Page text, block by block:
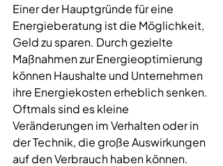
Einer der Hauptgründe für eine
Energieberatung ist die Möglichkeit,
Geld zu sparen. Durch gezielte
Maßnahmen zur Energieoptimierung
können Haushalte und Unternehmen
ihre Energiekosten erheblich senken.
Oftmals sind es kleine
Veränderungen im Verhalten oder in
der Technik, die große Auswirkungen
auf den Verbrauch haben können.